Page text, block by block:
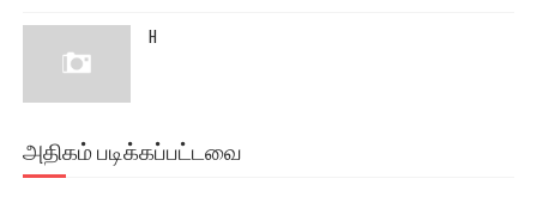
H
அதிகம் படிக்கப்பட்டவை